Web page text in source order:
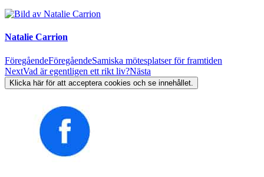
Natalie Carrion
FöregåendeFöregåendeSamiska mötesplatser för framtiden
NextVad är egentligen ett rikt liv?Nästa
Klicka här för att acceptera cookies och se innehållet.